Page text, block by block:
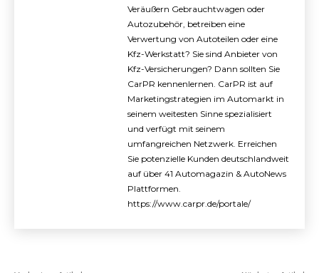
Veräußern Gebrauchtwagen oder
Autozubehör, betreiben eine
Verwertung von Autoteilen oder eine
Kfz-Werkstatt? Sie sind Anbieter von
Kfz-Versicherungen? Dann sollten Sie
CarPR kennenlernen. CarPR ist auf
Marketingstrategien im Automarkt in
seinem weitesten Sinne spezialisiert
und verfügt mit seinem
umfangreichen Netzwerk. Erreichen
Sie potenzielle Kunden deutschlandweit
auf über 41 Automagazin & AutoNews
Plattformen.
https://www.carpr.de/portale/